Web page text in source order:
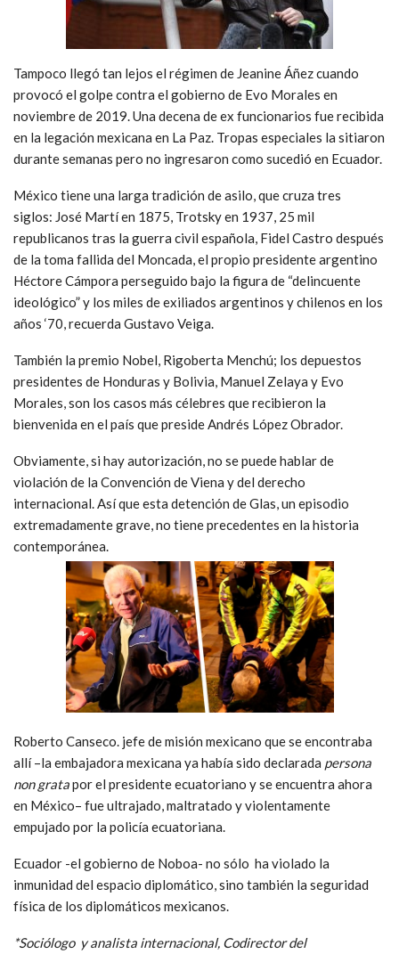
Tampoco llegó tan lejos el régimen de Jeanine Áñez cuando
provocó el golpe contra el gobierno de Evo Morales en
noviembre de 2019. Una decena de ex funcionarios fue recibida
en la legación mexicana en La Paz. Tropas especiales la sitiaron
durante semanas pero no ingresaron como sucedió en Ecuador.
México tiene una larga tradición de asilo, que cruza tres
siglos: José Martí en 1875, Trotsky en 1937, 25 mil
republicanos tras la guerra civil española, Fidel Castro después
de la toma fallida del Moncada, el propio presidente argentino
Héctore Cámpora perseguido bajo la figura de “delincuente
ideológico” y los miles de exiliados argentinos y chilenos en los
años ‘70, recuerda Gustavo Veiga.
También la premio Nobel, Rigoberta Menchú; los depuestos
presidentes de Honduras y Bolivia, Manuel Zelaya y Evo
Morales, son los casos más célebres que recibieron la
bienvenida en el país que preside Andrés López Obrador.
Obviamente, si hay autorización, no se puede hablar de
violación de la Convención de Viena y del derecho
internacional. Así que esta detención de Glas, un episodio
extremadamente grave, no tiene precedentes en la historia
contemporánea.
Roberto Canseco. jefe de misión mexicano que se encontraba
allí –la embajadora mexicana ya había sido declarada persona
non gratapor el presidente ecuatoriano y se encuentra ahora
en México– fue ultrajado, maltratado y violentamente
empujado por la policía ecuatoriana.
Ecuador -el gobierno de Noboa- no sólo ha violado la
inmunidad del espacio diplomático, sino también la seguridad
física de los diplomáticos mexicanos.
*Sociólogo y analista internacional, Codirector del